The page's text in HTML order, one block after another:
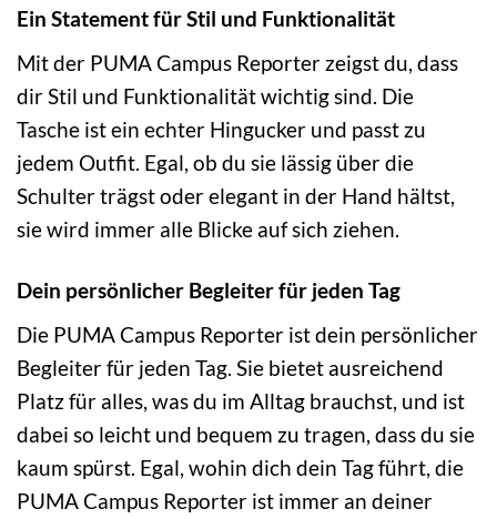
Ein Statement für Stil und Funktionalität
Mit der PUMA Campus Reporter zeigst du, dass
dir Stil und Funktionalität wichtig sind. Die
Tasche ist ein echter Hingucker und passt zu
jedem Outfit. Egal, ob du sie lässig über die
Schulter trägst oder elegant in der Hand hältst,
sie wird immer alle Blicke auf sich ziehen.
Dein persönlicher Begleiter für jeden Tag
Die PUMA Campus Reporter ist dein persönlicher
Begleiter für jeden Tag. Sie bietet ausreichend
Platz für alles, was du im Alltag brauchst, und ist
dabei so leicht und bequem zu tragen, dass du sie
kaum spürst. Egal, wohin dich dein Tag führt, die
PUMA Campus Reporter ist immer an deiner